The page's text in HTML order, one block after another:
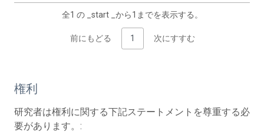
全1 の _start _から1までを表示する。
前にもどる 1 次にすすむ
権利
研究者は権利に関する下記ステートメントを尊重する必
要があります。: